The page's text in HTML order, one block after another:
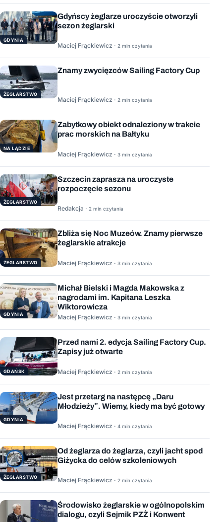
GDYNIA
Gdyńscy żeglarze uroczyście otworzyli
sezon żeglarski
Maciej Frąckiewicz · 2 min czytania
ŻEGLARSTWO
Znamy zwycięzców Sailing Factory Cup
Maciej Frąckiewicz · 2 min czytania
NA LĄDZIE
Zabytkowy obiekt odnaleziony w trakcie
prac morskich na Bałtyku
Maciej Frąckiewicz · 3 min czytania
ŻEGLARSTWO
Szczecin zaprasza na uroczyste
rozpoczęcie sezonu
Redakcja · 2 min czytania
ŻEGLARSTWO
Zbliża się Noc Muzeów. Znamy pierwsze
żeglarskie atrakcje
Maciej Frąckiewicz · 3 min czytania
GDYNIA
Michał Bielski i Magda Makowska z
nagrodami im. Kapitana Leszka
Wiktorowicza
Maciej Frąckiewicz · 3 min czytania
GDAŃSK
Przed nami 2. edycja Sailing Factory Cup.
Zapisy już otwarte
Maciej Frąckiewicz · 2 min czytania
GDYNIA
Jest przetarg na następcę „Daru
Młodzieży”. Wiemy, kiedy ma być gotowy
Maciej Frąckiewicz · 4 min czytania
ŻEGLARSTWO
Od żeglarza do żeglarza, czyli jacht spod
Giżycka do celów szkoleniowych
Maciej Frąckiewicz · 2 min czytania
Środowisko żeglarskie w ogólnopolskim
dialogu, czyli Sejmik PZŻ i Konwent